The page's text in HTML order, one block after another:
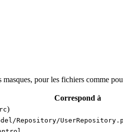
pour les fichiers comme
Correspond à
)
Repository/